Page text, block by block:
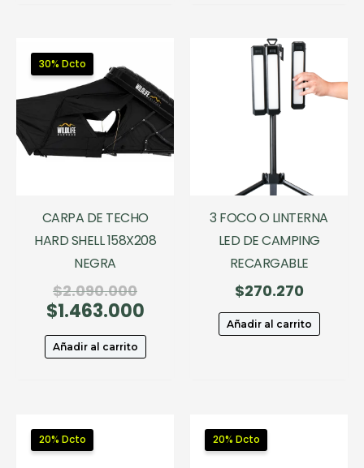
30% Dcto
CARPA DE TECHO
HARD SHELL 158X208
NEGRA
$2.090.000El
precio
era:
$2.090.000.
$1.463.000El
es:
Añadir al carrito
3 FOCO O LINTERNA
LED DE CAMPING
RECARGABLE
$270.270
Añadir al carrito
20% Dcto 20% Dcto